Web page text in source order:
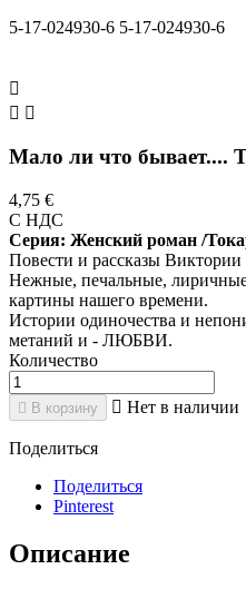
5-17-024930-6 5-17-024930-6

 
Мало ли что бывает....
4,75 €
С НДС
Серия: Женский роман /
Повести и рассказы
Нежные, печальные,
картины нашего времени.
Истории одиночества и
метаний и - ЛЮБВИ.
Количество
 В корзину  Нет в наличии
Поделиться
Поделиться
Pinterest
Описание